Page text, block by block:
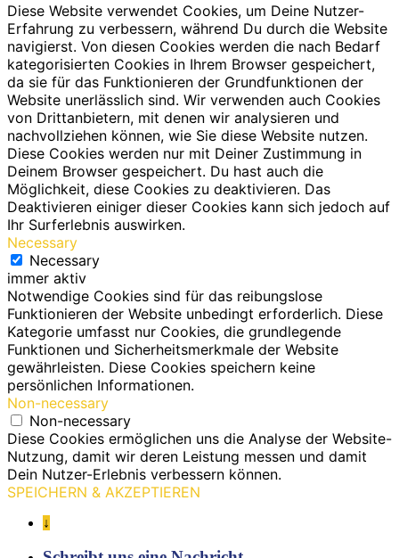
Diese Website verwendet Cookies, um Deine Nutzer-
Erfahrung zu verbessern, während Du durch die Website
navigierst. Von diesen Cookies werden die nach Bedarf
kategorisierten Cookies in Ihrem Browser gespeichert,
da sie für das Funktionieren der Grundfunktionen der
Website unerlässlich sind. Wir verwenden auch Cookies
von Drittanbietern, mit denen wir analysieren und
nachvollziehen können, wie Sie diese Website nutzen.
Diese Cookies werden nur mit Deiner Zustimmung in
Deinem Browser gespeichert. Du hast auch die
Möglichkeit, diese Cookies zu deaktivieren. Das
Deaktivieren einiger dieser Cookies kann sich jedoch auf
Ihr Surferlebnis auswirken.
Necessary
Necessary
immer aktiv
Notwendige Cookies sind für das reibungslose
Funktionieren der Website unbedingt erforderlich. Diese
Kategorie umfasst nur Cookies, die grundlegende
Funktionen und Sicherheitsmerkmale der Website
gewährleisten. Diese Cookies speichern keine
persönlichen Informationen.
Non-necessary
Non-necessary
Diese Cookies ermöglichen uns die Analyse der Website-
Nutzung, damit wir deren Leistung messen und damit
Dein Nutzer-Erlebnis verbessern können.
SPEICHERN & AKZEPTIEREN
↓